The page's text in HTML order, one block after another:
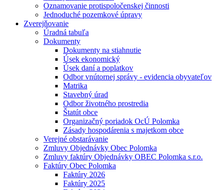
Oznamovanie protispoločenskej činnosti
Jednoduché pozemkové úpravy
Zverejňovanie
Úradná tabuľa
Dokumenty
Dokumenty na stiahnutie
Úsek ekonomický
Úsek daní a poplatkov
Odbor vnútornej správy - evidencia obyvateľov
Matrika
Stavebný úrad
Odbor životného prostredia
Štatút obce
Organizačný poriadok OcÚ Polomka
Zásady hospodárenia s majetkom obce
Verejné obstarávanie
Zmluvy Objednávky Obec Polomka
Zmluvy faktúry Objednávky OBEC Polomka s.r.o.
Faktúry Obec Polomka
Faktúry 2026
Faktúry 2025